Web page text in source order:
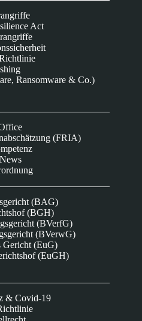
Act
Ransomware & Co.)
(FRIA)
(BAG)
(BGH)
(BVerfG)
(BVerwG)
Gericht (EuG)
(EuGH)
& Covid-19